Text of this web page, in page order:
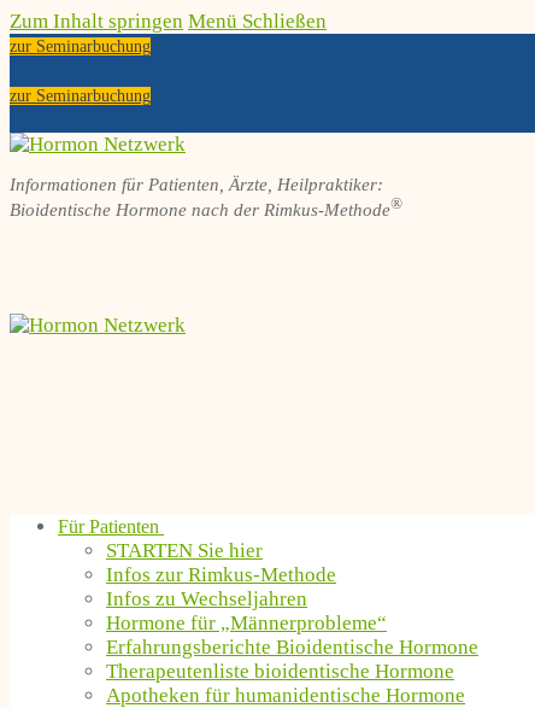
Zum Inhalt springen Menü Schließen
zur Seminarbuchung
zur Seminarbuchung
Informationen für Patienten, Ärzte, Heilpraktiker:
Bioidentische Hormone nach der Rimkus-Methode®
Für Patienten
STARTEN Sie hier
Infos zur Rimkus-Methode
Infos zu Wechseljahren
Hormone für „Männerprobleme“
Erfahrungsberichte Bioidentische Hormone
Therapeutenliste bioidentische Hormone
Apotheken für humanidentische Hormone